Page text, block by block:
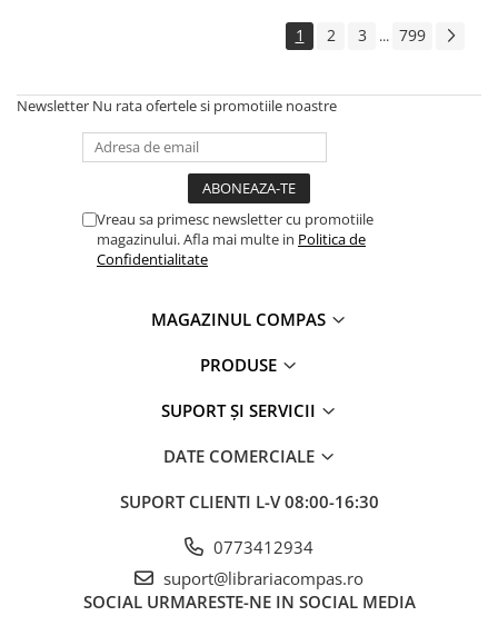
Romane și literatură
Clasici români și universali
Thriller și mister
Young adult
Dezvoltare personală și non-
Psihologie și dezvoltare personală
Parenting și educație
Sănătate și stil de viață
1 2 3 ... 799
Newsletter Nu rata ofertele si promotiile noastre
Vreau sa primesc newsletter cu promotiile
magazinului. Afla mai multe in Politica de
Confidentialitate
MAGAZINUL COMPAS
PRODUSE
SUPORT ȘI SERVICII
DATE COMERCIALE
SUPORT CLIENTI L-V 08:00-16:30
0773412934
suport@librariacompas.ro
SOCIAL URMARESTE-NE IN SOCIAL MEDIA